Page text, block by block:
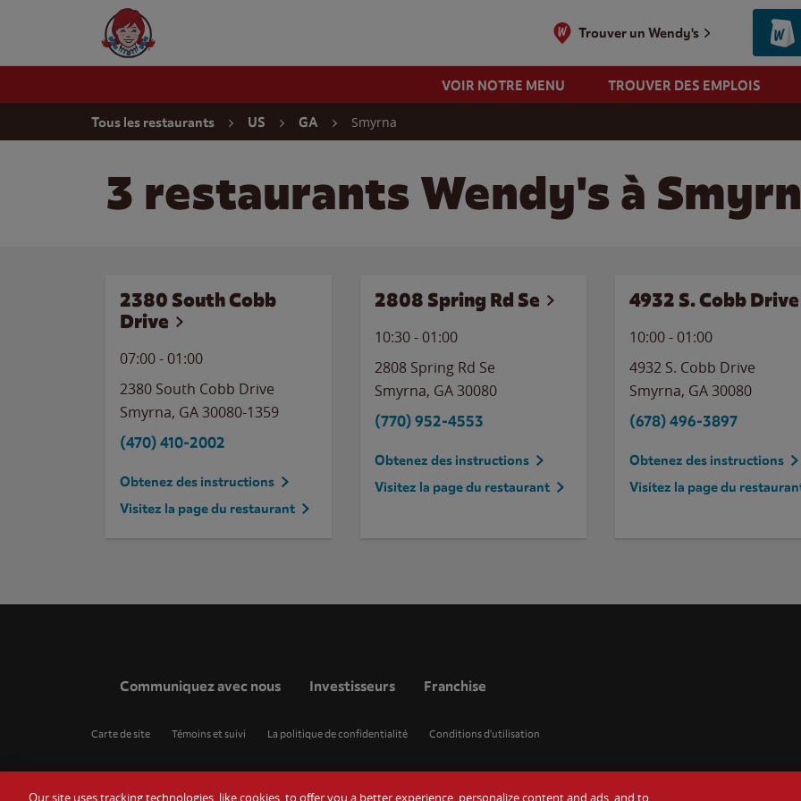
Wendy's Website Home
Trouver un Wendy's
VOIR NOTRE MENU TROUVER DES EMPLOIS
Return to NavTous les restaurants US GA Smyrna
3 restaurants Wendy's à
2380 South Cobb
Drive
07:00- 01:00
2380 South Cobb Drive
Smyrna, GA30080-1359
(470) 410-2002
Obtenez des instructions
Visitez la page du restaurant
2808 Spring Rd Se
10:30- 01:00
2808 Spring Rd Se
Smyrna, GA30080
(770) 952-4553
Obtenez des instructions
Visitez la page du restaurant
4932 S. Cobb Drive
10:00- 01:00
4932 S. Cobb Drive
Smyrna, GA30080
(678) 496-3897
Obtenez des instructions
Visitez la page du
Communiquez avec nous Investisseurs Franchise
Carte de site Témoins et suivi La politique de confidentialité Conditions d'utilisation
Our site uses tracking technologies, like cookies, to offer you a better experience, personalize content and ads, and to